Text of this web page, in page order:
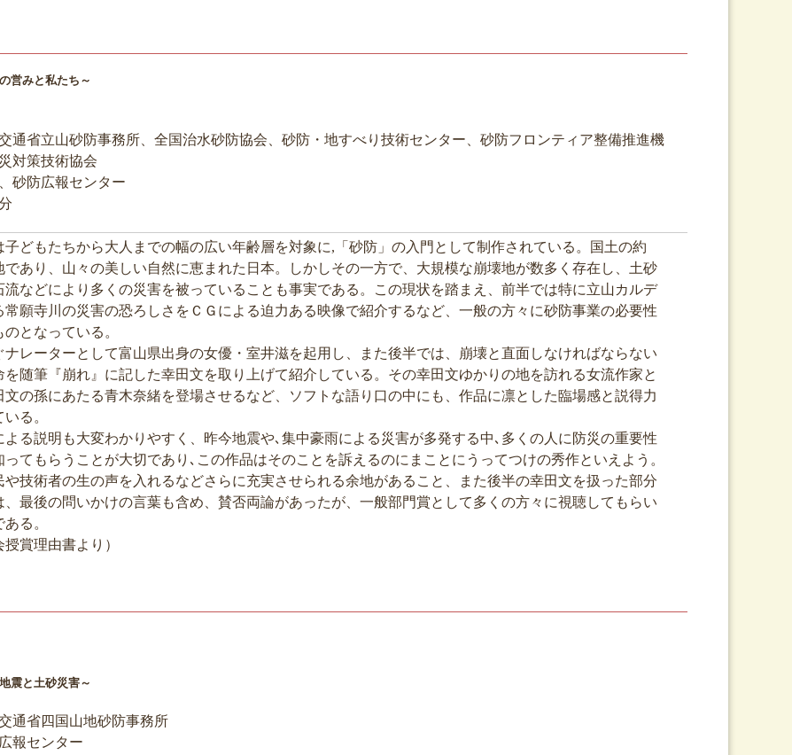
営みと私たち～
通省立山砂防事務所、全国治水砂防協会、砂防・地すべり技術センター、砂防フロンティア整備推進機
対策技術協会
砂防広報センター
どもたちから大人までの幅の広い年齢層を対象に,「砂防」の入門として制作されている。国土の約
であり、山々の美しい自然に恵まれた日本。しかしその一方で、大規模な崩壊地が数多く存在し、土砂
流などにより多くの災害を被っていることも事実である。この現状を踏まえ、前半では特に立山カルデ
常願寺川の災害の恐ろしさをＣＧによる迫力ある映像で紹介するなど、一般の方々に砂防事業の必要性
となっている。
ナレーターとして富山県出身の女優・室井滋を起用し、また後半では、崩壊と直面しなければならない
を随筆『崩れ』に記した幸田文を取り上げて紹介している。その幸田文ゆかりの地を訪れる女流作家と
文の孫にあたる青木奈緒を登場させるなど、ソフトな語り口の中にも、作品に凛とした臨場感と説得力
る。
よる説明も大変わかりやすく、昨今地震や､集中豪雨による災害が多発する中､多くの人に防災の重要性
ってもらうことが大切であり､この作品はそのことを訴えるのにまことにうってつけの秀作といえよう。
や技術者の生の声を入れるなどさらに充実させられる余地があること、また後半の幸田文を扱った部分
、最後の問いかけの言葉も含め、賛否両論があったが、一般部門賞として多くの方々に視聴してもらい
る。
授賞理由書より）
震と土砂災害～
通省四国山地砂防事務所
報センター